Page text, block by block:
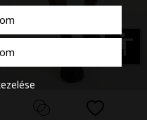
a ""Beállítások
meg többet
accessibility
Szürke
Nagy kurzor